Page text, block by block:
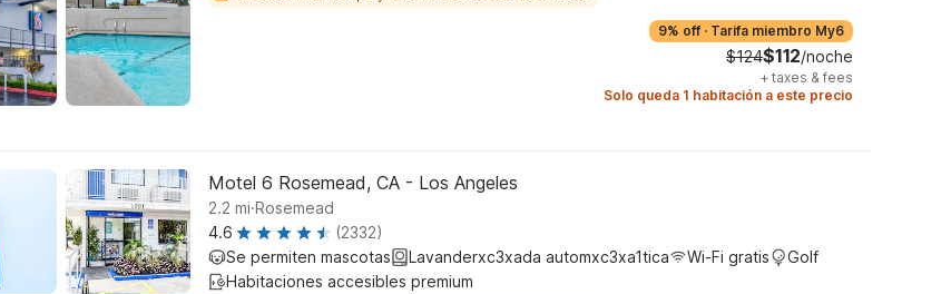
9% off · Tarifa miembro My6
$124$112/noche
+ taxes & fees
Solo queda 1 habitación a este precio
Motel 6 Rosemead, CA - Los Angeles
2.2 mi.Rosemead
4.6
(2332)
Se permiten mascotas
Lavanderxc3xada automxc3xa1tica Wi-Fi gratis
Golf
Habitaciones accesibles premium